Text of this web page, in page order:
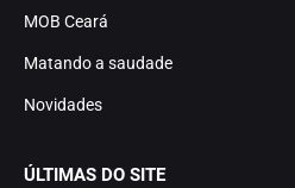
MOB Ceará
Matando a saudade
Novidades
ÚLTIMAS DO SITE